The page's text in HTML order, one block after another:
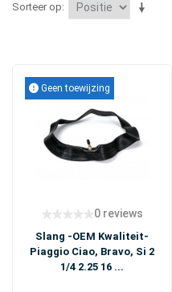
Sorteer op
Geen toewijzing
0 reviews
Slang -OEM Kwaliteit-
Piaggio Ciao, Bravo, Si 2
1/4 2.25 16 ...